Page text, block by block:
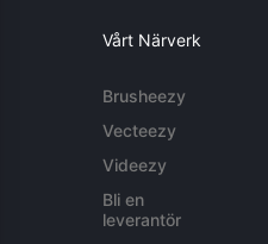
Vårt Närverk
Brusheezy
Vecteezy
Videezy
Bli en
leverantör